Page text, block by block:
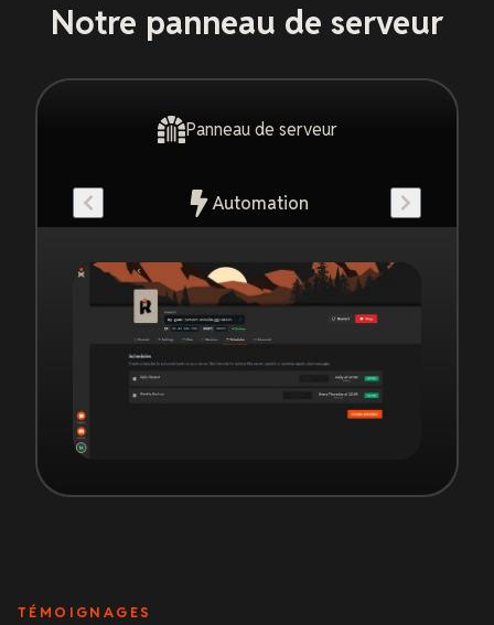
Notre panneau de serveur
Panneau de serveur
Automation
TÉMOIGNAGES